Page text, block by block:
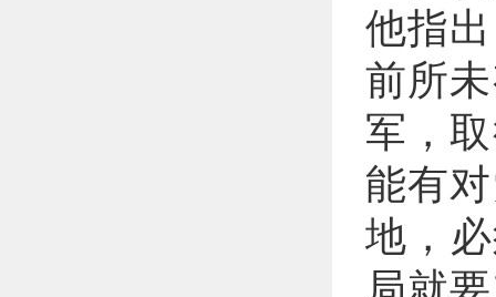
他指
前所
军，
能有
地，